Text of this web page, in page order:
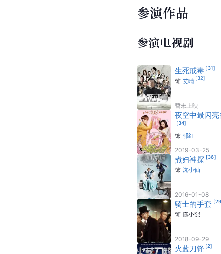
参演作品
参演电视剧
生死戒毒 [31]
饰 艾晴 [32]
暂未上映
夜空中最闪亮
[34]
饰 郁红
2019-03-25
煮妇神探 [36]
饰 沈小仙
2016-01-08
骑士的手套 [29
饰 陈小熙
2018-09-29
火蓝刀锋 [2]